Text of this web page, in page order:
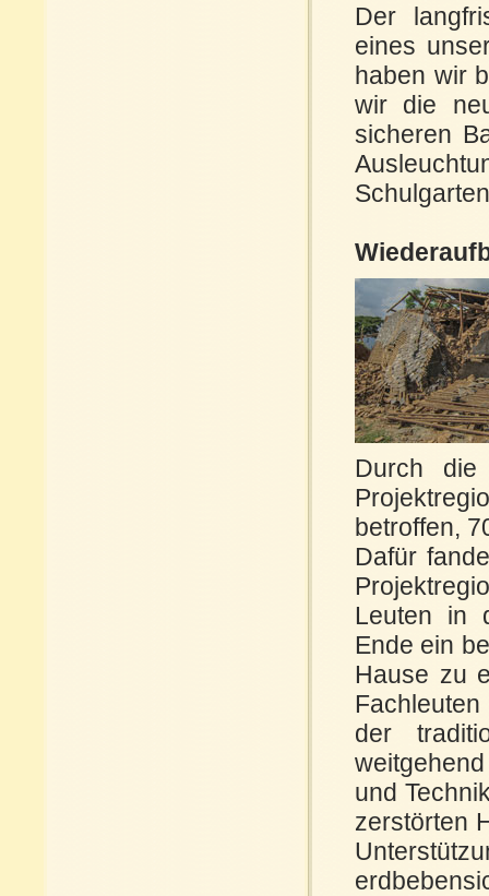
Der
eines
haben wir
wir die
sicheren
Durch
betroffen,
Dafür
Leuten in
Ende ein
Hause zu
der
und
zerstörten